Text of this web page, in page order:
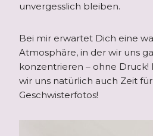
unvergesslich bleiben.
Bei mir erwartet Dich eine
Atmosphäre, in der wir uns
konzentrieren – ohne Druck!
wir uns natürlich auch Zeit
Geschwisterfotos!